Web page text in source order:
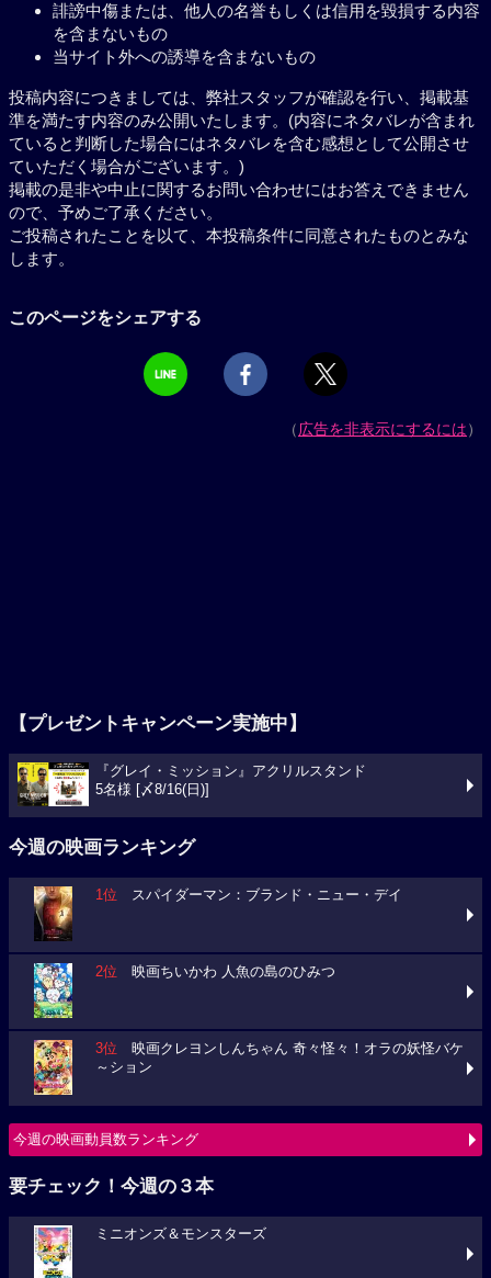
誹謗中傷または、他人の名誉もしくは信用を毀損する内容
を含まないもの
当サイト外への誘導を含まないもの
投稿内容につきましては、弊社スタッフが確認を行い、掲載基
準を満たす内容のみ公開いたします。(内容にネタバレが含まれ
ていると判断した場合にはネタバレを含む感想として公開させ
ていただく場合がございます。)
掲載の是非や中止に関するお問い合わせにはお答えできません
ので、予めご了承ください。
ご投稿されたことを以て、本投稿条件に同意されたものとみな
します。
このページをシェアする
（広告を非表示にするには）
【プレゼントキャンペーン実施中】
『グレイ・ミッション』アクリルスタンド
5名様 [〆8/16(日)]
今週の映画ランキング
1位 スパイダーマン：ブランド・ニュー・デイ
2位 映画ちいかわ 人魚の島のひみつ
3位 映画クレヨンしんちゃん 奇々怪々！オラの妖怪バケ
～ション
今週の映画動員数ランキング
要チェック！今週の３本
ミニオンズ＆モンスターズ